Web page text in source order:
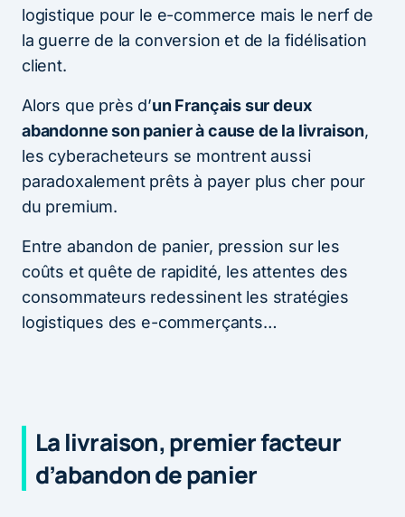
logistique pour le e-commerce mais le nerf de
la guerre de la conversion et de la fidélisation
client.
Alors que près d’un Français sur deux
abandonne son panier à cause de la livraison,
les cyberacheteurs se montrent aussi
paradoxalement prêts à payer plus cher pour
du premium.
Entre abandon de panier, pression sur les
coûts et quête de rapidité, les attentes des
consommateurs redessinent les stratégies
logistiques des e-commerçants…
La livraison, premier facteur
d’abandon de panier